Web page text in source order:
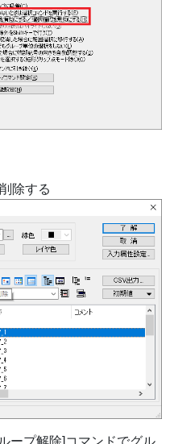
除する
ープ解除]コマンドでグル